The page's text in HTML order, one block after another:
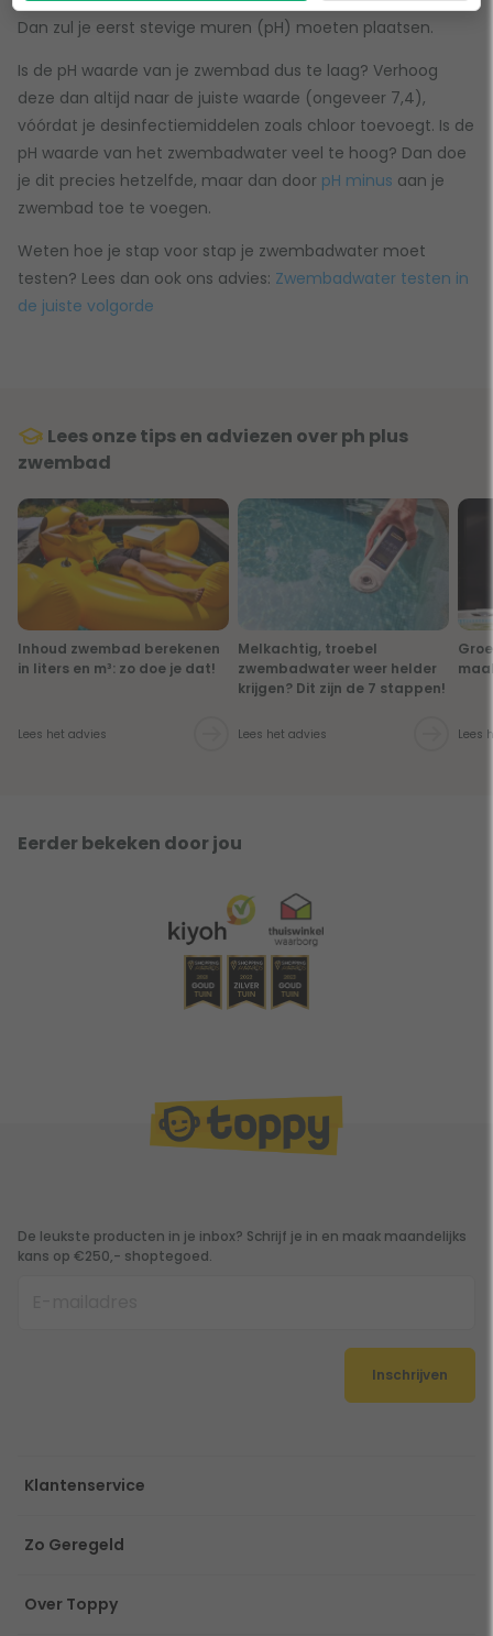
Dan zul je eerst stevige muren (pH) moeten plaatsen.
Is de pH waarde van je zwembad dus te laag? Verhoog
deze dan altijd naar de juiste waarde (ongeveer 7,4),
vóórdat je desinfectiemiddelen zoals chloor toevoegt. Is de
pH waarde van het zwembadwater veel te hoog? Dan doe
je dit precies hetzelfde, maar dan door pH minus aan je
zwembad toe te voegen.
Weten hoe je stap voor stap je zwembadwater moet
testen? Lees dan ook ons advies: Zwembadwater testen in
de juiste volgorde
Lees onze tips en adviezen over ph plus
zwembad
Inhoud zwembad berekenen
in liters en m³: zo doe je dat!
Lees het advies
Melkachtig, troebel
zwembadwater weer helder
krijgen? Dit zijn de 7 stappen!
Lees het advies Lees
Eerder bekeken door jou
De leukste producten in je inbox? Schrijf je in en maak maandelijks
kans op €250,- shoptegoed.
Inschrijven
Klantenservice
Zo Geregeld
Over Toppy